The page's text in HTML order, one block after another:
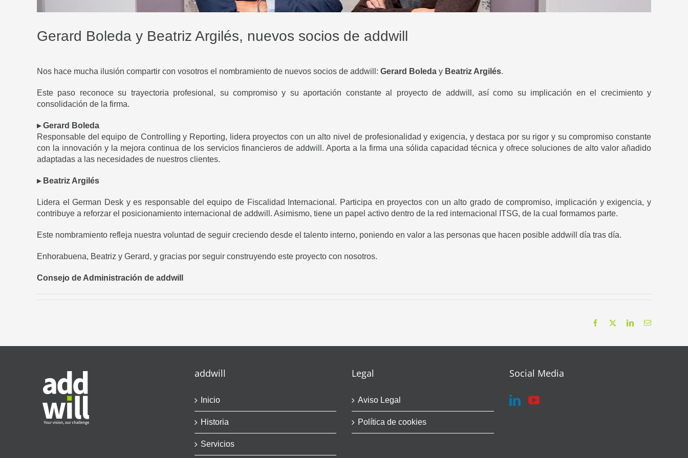
Gerard Boleda y Beatriz Argilés, nuevos socios de addwill
Nos hace mucha ilusión compartir con vosotros el nombramiento de nuevos socios de addwill: Gerard Boleda y Beatriz Argilés.
Este paso reconoce su trayectoria profesional, su compromiso y su aportación constante al proyecto de addwill, así como su implicación en el crecimiento y
consolidación de la firma.
▸ Gerard Boleda
Responsable del equipo de Controlling y Reporting, lidera proyectos con un alto nivel de profesionalidad y exigencia, y destaca por su rigor y su compromiso constante
con la innovación y la mejora continua de los servicios financieros de addwill. Aporta a la firma una sólida capacidad técnica y ofrece soluciones de alto valor añadido
adaptadas a las necesidades de nuestros clientes.
▸ Beatriz Argilés
Lidera el German Desk y es responsable del equipo de Fiscalidad Internacional. Participa en proyectos con un alto grado de compromiso, implicación y exigencia, y
contribuye a reforzar el posicionamiento internacional de addwill. Asimismo, tiene un papel activo dentro de la red internacional ITSG, de la cual formamos parte.
Este nombramiento refleja nuestra voluntad de seguir creciendo desde el talento interno, poniendo en valor a las personas que hacen posible addwill día tras día.
Enhorabuena, Beatriz y Gerard, y gracias por seguir construyendo este proyecto con nosotros.
Consejo de Administración de addwill
Facebook LinkedInCorreo
addwill
Inicio
Historia
Servicios
Legal
Aviso Legal
Política de cookies
Social Media